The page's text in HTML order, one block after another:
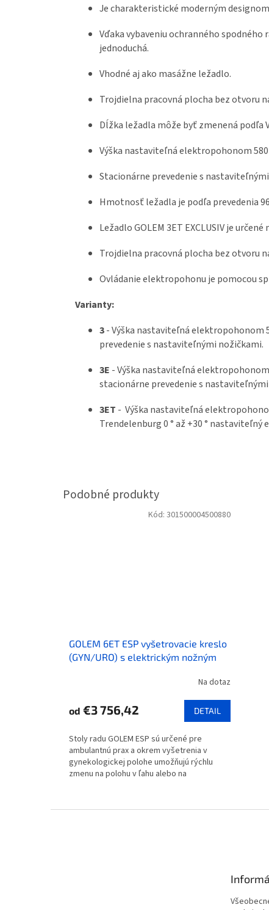
Je charakteristické moderným
Vďaka vybaveniu ochranného
jednoduchá.
Vhodné aj ako masážne ležadlo.
Trojdielna pracovná plocha bez otvoru
Dĺžka ležadla môže byť zmenená podľa
Výška nastaviteľná elektropohonom
Stacionárne prevedenie s
Hmotnosť ležadla je podľa prevedenia
Ležadlo GOLEM 3ET EXCLUSIV je
Trojdielna pracovná plocha bez otvoru
Ovládanie elektropohonu je pomocou
Varianty:
3-Výška nastaviteľná elektropohonom
prevedenie s nastaviteľnými nožičkami.
3E - Výška nastaviteľná
stacionárne prevedenie s
3ET - Výška nastaviteľná
Trendelenburg 0 ° až +30 °
GOLEM 6ET ESP vyšetrovacie kreslo
(GYN/URO) s elektrickým nožným
Na dotaz
od €3 756,42 DETAIL
Stoly radu GOLEM ESP sú určené pre
ambulantnú prax a okrem vyšetrenia v
gynekologickej polohe umožňujú rýchlu
zmenu na polohu v ľahu alebo na
Kód: 301500004500880